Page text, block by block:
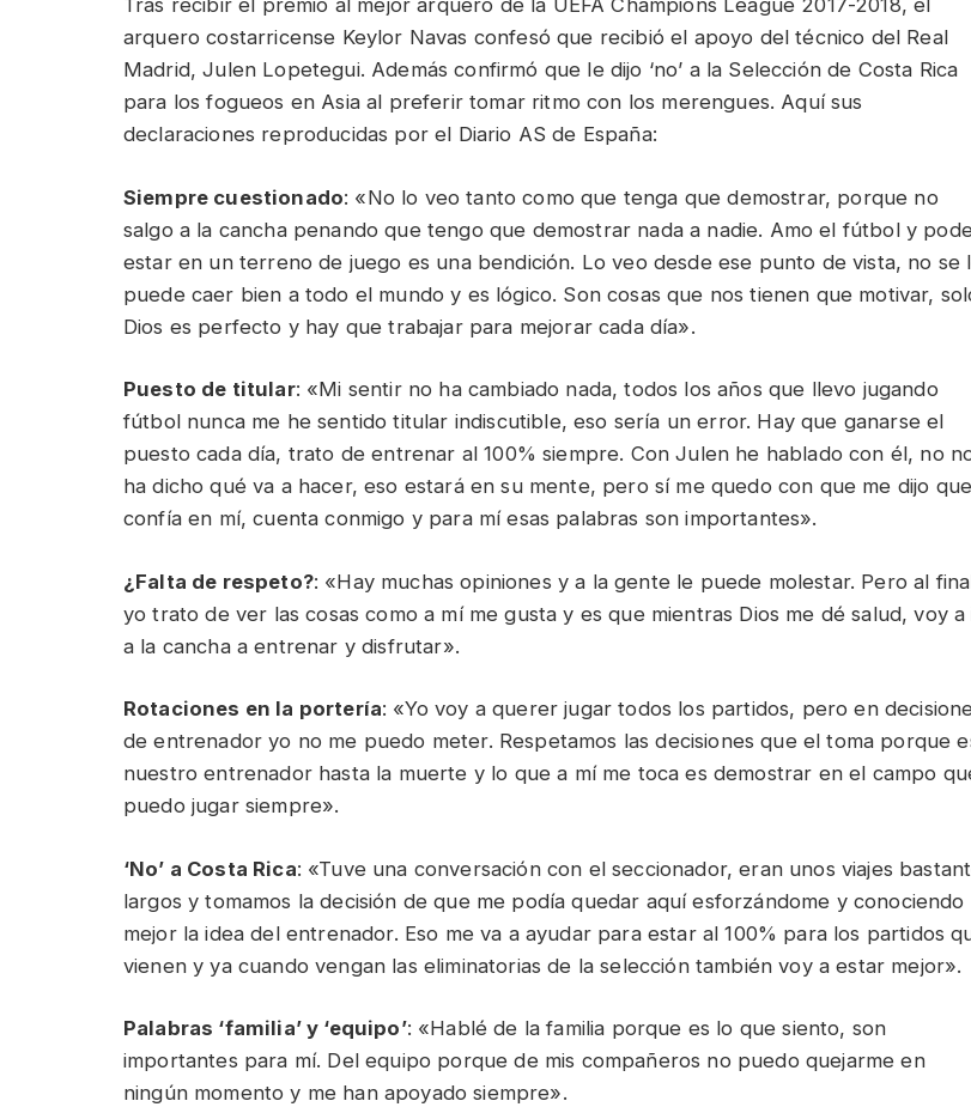
arquero costarricense Keylor Navas confesó que recibió el apoyo del técnico del Real
Madrid, Julen Lopetegui. Además confirmó que le dijo ‘no’ a la Selección de Costa Rica
para los fogueos en Asia al preferir tomar ritmo con los merengues. Aquí sus
declaraciones reproducidas por el Diario AS de España:
Siempre cuestionado: «No lo veo tanto como que tenga que demostrar, porque no
salgo a la cancha penando que tengo que demostrar nada a nadie. Amo el fútbol y
estar en un terreno de juego es una bendición. Lo veo desde ese punto de vista, no se
puede caer bien a todo el mundo y es lógico. Son cosas que nos tienen que motivar,
Dios es perfecto y hay que trabajar para mejorar cada día».
Puesto de titular: «Mi sentir no ha cambiado nada, todos los años que llevo jugando
fútbol nunca me he sentido titular indiscutible, eso sería un error. Hay que ganarse el
puesto cada día, trato de entrenar al 100% siempre. Con Julen he hablado con él, no
ha dicho qué va a hacer, eso estará en su mente, pero sí me quedo con que me dijo que
confía en mí, cuenta conmigo y para mí esas palabras son importantes».
¿Falta de respeto?: «Hay muchas opiniones y a la gente le puede molestar. Pero al
yo trato de ver las cosas como a mí me gusta y es que mientras Dios me dé salud, voy a
a la cancha a entrenar y disfrutar».
Rotaciones en la portería: «Yo voy a querer jugar todos los partidos, pero en
de entrenador yo no me puedo meter. Respetamos las decisiones que el toma porque
nuestro entrenador hasta la muerte y lo que a mí me toca es demostrar en el campo
puedo jugar siempre».
‘No’ a Costa Rica: «Tuve una conversación con el seccionador, eran unos viajes
largos y tomamos la decisión de que me podía quedar aquí esforzándome y conociendo
mejor la idea del entrenador. Eso me va a ayudar para estar al 100% para los partidos
vienen y ya cuando vengan las eliminatorias de la selección también voy a estar mejor».
Palabras ‘familia’ y ‘equipo’: «Hablé de la familia porque es lo que siento, son
importantes para mí. Del equipo porque de mis compañeros no puedo quejarme en
ningún momento y me han apoyado siempre».